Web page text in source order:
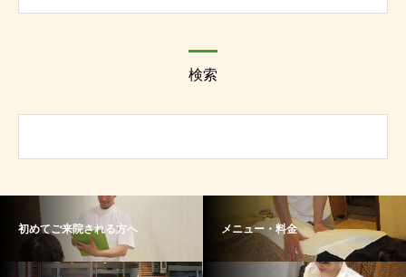
検索
初めてご来院される方へ メニュー・料金